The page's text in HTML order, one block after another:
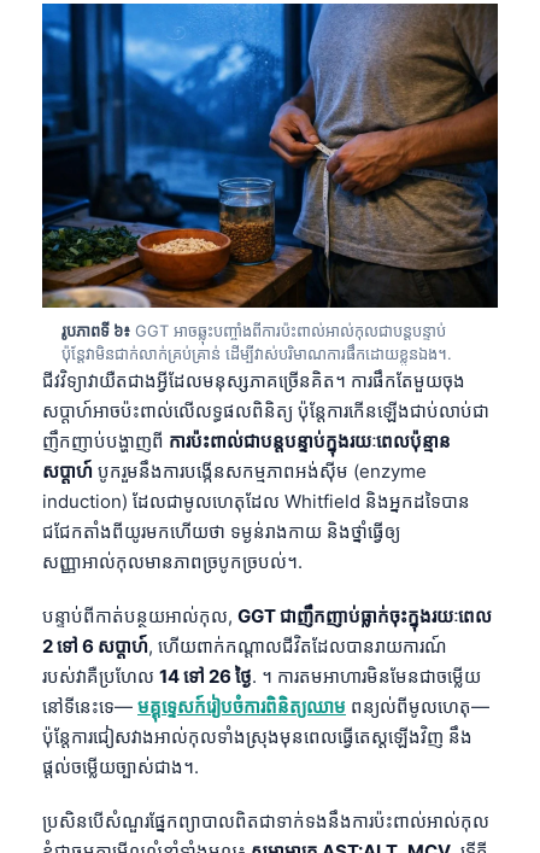
រូបភាពទី ៦៖ GGT អាចឆ្លុះបញ្ចាំងពីការប៉ះពាល់អាល់កុលជាបន្តបន្ទាប់
ប៉ុន្តែវាមិនជាក់លាក់គ្រប់គ្រាន់ ដើម្បីវាស់បរិមាណការផឹកដោយខ្លួនឯង។.
ជីវវិទ្យាវាយឺតជាងអ្វីដែលមនុស្សភាគច្រើនគិត។ ការផឹកតែមួយចុង
សប្តាហ៍អាចប៉ះពាល់លើលទ្ធផលពិនិត្យ ប៉ុន្តែការកើនឡើងជាប់លាប់ជា
ញឹកញាប់បង្ហាញពី ការប៉ះពាល់ជាបន្តបន្ទាប់ក្នុងរយៈពេលប៉ុន្មាន
សប្តាហ៍ បូករួមនឹងការបង្កើនសកម្មភាពអង់ស៊ីម (enzyme
induction) ដែលជាមូលហេតុដែល Whitfield និងអ្នកដទៃបាន
ជជែកតាំងពីយូរមកហើយថា ទម្ងន់រាងកាយ និងថ្នាំធ្វើឲ្យ
សញ្ញាអាល់កុលមានភាពច្របូកច្របល់។.
បន្ទាប់ពីកាត់បន្ថយអាល់កុល, GGT ជាញឹកញាប់ធ្លាក់ចុះក្នុងរយៈពេល
2 ទៅ 6 សប្តាហ៍, ហើយពាក់កណ្តាលជីវិតដែលបានរាយការណ៍
របស់វាគឺប្រហែល 14 ទៅ 26 ថ្ងៃ. ។ ការតមអាហារមិនមែនជាចម្លើយ
នៅទីនេះទេ— មគ្គុទ្ទេសក៍រៀបចំការពិនិត្យឈាម ពន្យល់ពីមូលហេតុ—
ប៉ុន្តែការជៀសវាងអាល់កុលទាំងស្រុងមុនពេលធ្វើតេស្តឡើងវិញ នឹង
ផ្តល់ចម្លើយច្បាស់ជាង។.
ប្រសិនបើសំណួរផ្នែកព្យាបាលពិតជាទាក់ទងនឹងការប៉ះពាល់អាល់កុល
සිංහල
অসমীয়া
Galego
Latviešu valoda
Македонски јазик
Euskara
Occitan
العربية المغربية
Afrikaans
Монгол
ພາສາລາວ
Basa Jawa
Cebuano
ئۇيغۇرچە
Кыргызча
Татар теле
Беларуская мова
Esperanto
Frysk
Ślōnskŏ gŏdka